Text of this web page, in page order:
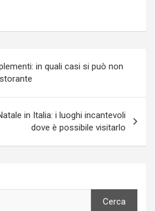
in quali casi si può non
in Italia: i luoghi incantevoli
dove è possibile visitarlo
Cerca